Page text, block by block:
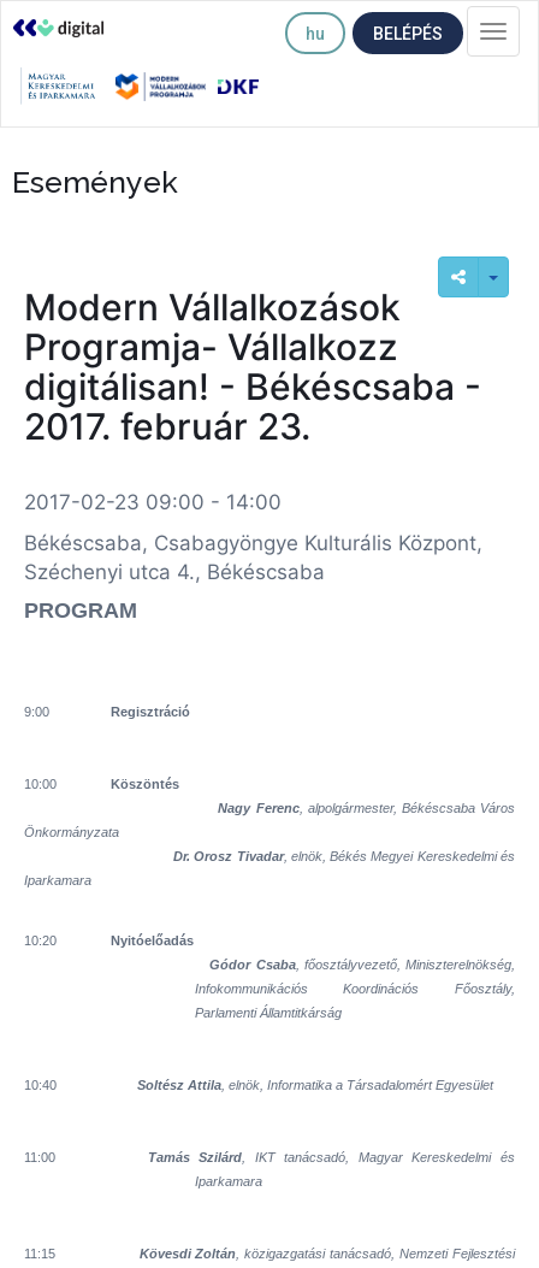
hu BELÉPÉS
Események
Modern Vállalkozások
Programja- Vállalkozz
digitálisan! - Békéscsaba -
2017. február 23.
2017-02-23 09:00 - 14:00
Békéscsaba, Csabagyöngye Kulturális Központ,
Széchenyi utca 4., Békéscsaba
PROGRAM
9:00 Regisztráció
10:00 Köszöntés
Nagy Ferenc, alpolgármester, Békéscsaba Város
Önkormányzata
Dr. Orosz Tivadar, elnök, Békés Megyei Kereskedelmi és
Iparkamara
10:20 Nyitóelőadás
Gódor Csaba, főosztályvezető, Miniszterelnökség,
Infokommunikációs Koordinációs Főosztály,
Parlamenti Államtitkárság
10:40 Soltész Attila, elnök, Informatika a Társadalomért Egyesület
11:00 Tamás Szilárd , IKT tanácsadó, Magyar Kereskedelmi és
Iparkamara
11:15 Kövesdi Zoltán , közigazgatási tanácsadó, Nemzeti Fejlesztési